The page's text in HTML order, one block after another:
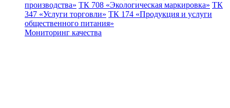
производства» ТК 708 «Экологическая маркировка» ТК
347 «Услуги торговли» ТК 174 «Продукция и услуги
общественного питания»
Мониторинг качества